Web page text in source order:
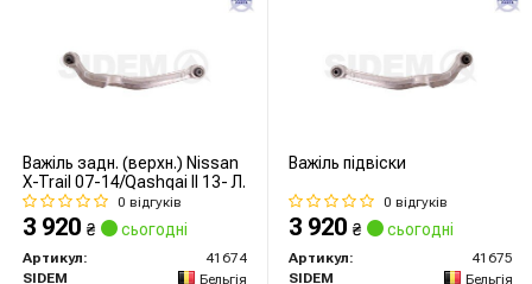
Важіль задн. (верхн.) Nissan
X-Trail 07-14/Qashqai II 13- Л.
0 відгуків
3 920 ₴ сьогодні
Артикул:
41674
SIDEM
Бельгія
Важіль підвіски
0 відгуків
3 920 ₴ сьогодні
Артикул:
41675
SIDEM
Бельгія